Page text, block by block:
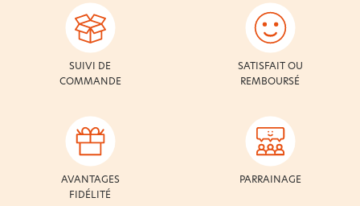
SUIVI DE
COMMANDE
SATISFAIT OU
REMBOURSÉ
AVANTAGES
FIDÉLITÉ
PARRAINAGE